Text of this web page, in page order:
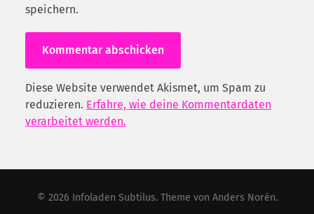
speichern.
Diese Website verwendet Akismet, um Spam zu
reduzieren. Erfahre, wie deine Kommentardaten
verarbeitet werden.
© 2026 Infoladen Subtilus. Theme von Anders Norén.